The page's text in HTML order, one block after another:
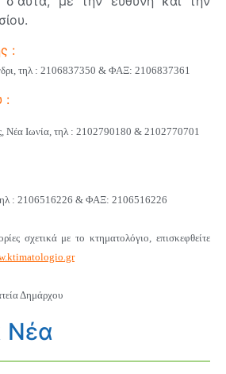
:
τηλ : 2106837350 & ΦΑΞ: 2106837361
:
Νέα Ιωνία, τηλ : 2102790180 & 2102770701
: 2106516226 & ΦΑΞ: 2106516226
σχετικά με το κτηματολόγιο, επισκεφθείτε
Δημάρχου
Νέα